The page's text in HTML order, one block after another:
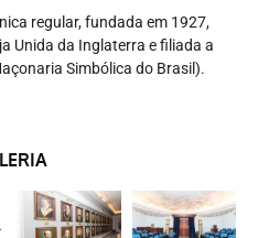
regular, fundada em 1927,
Unida da Inglaterra e filiada a
Simbólica do Brasil).